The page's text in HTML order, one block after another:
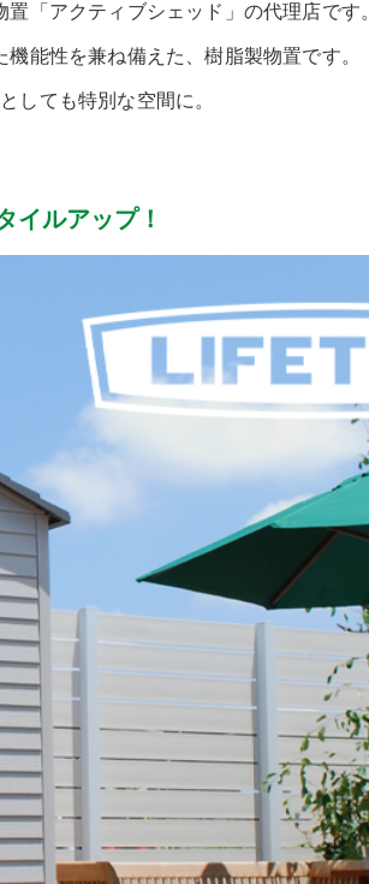
「アクティブシェッド」の代理店です。
能性を兼ね備えた、樹脂製物置です。
しても特別な空間に。
イルアップ！